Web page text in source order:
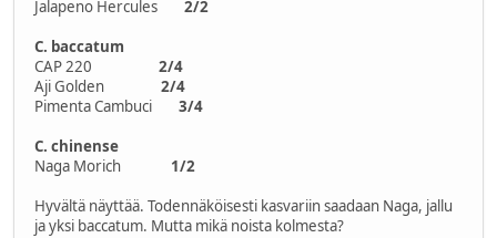
Jalapeno Hercules 2/2
C. baccatum
CAP 220
2/4
Aji Golden 2/4
Pimenta Cambuci 3/4
C. chinense
Naga Morich 1/2
Hyvältä näyttää. Todennäköisesti kasvariin saadaan Naga, jallu
ja yksi baccatum. Mutta mikä noista kolmesta?